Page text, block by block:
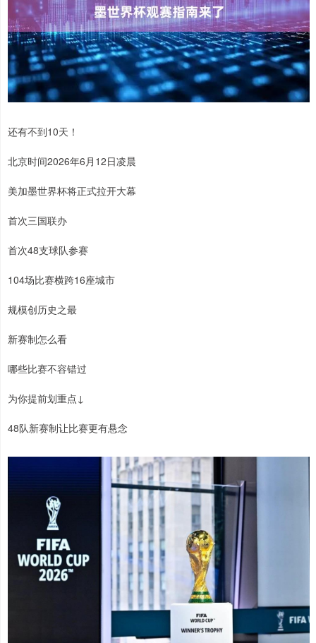
还有不到10天！
北京时间2026年6月12日凌晨
美加墨世界杯将正式拉开大幕
首次三国联办
首次48支球队参赛
104场比赛横跨16座城市
规模创历史之最
新赛制怎么看
哪些比赛不容错过
为你提前划重点↓
48队新赛制让比赛更有悬念